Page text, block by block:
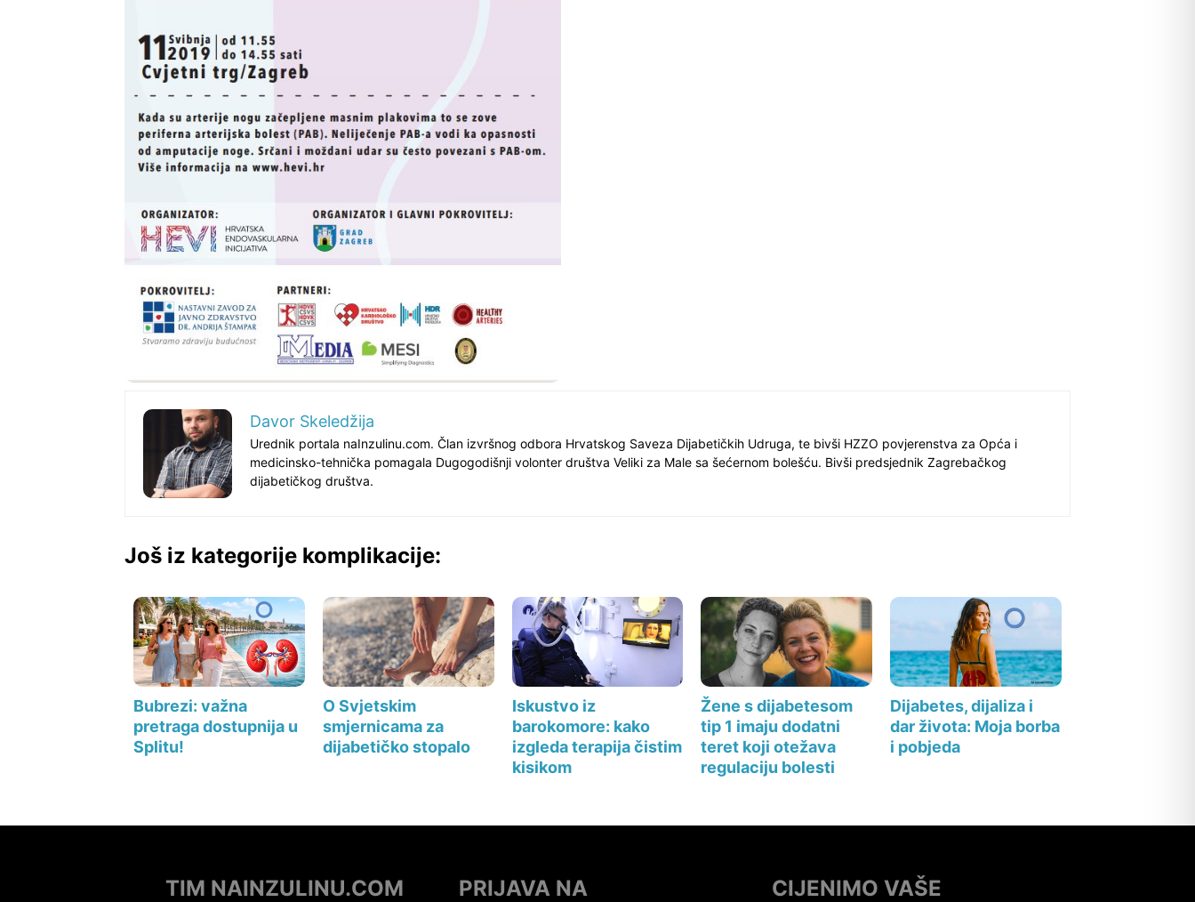
Davor Skeledžija
Urednik portala naInzulinu.com. Član izvršnog odbora Hrvatskog Saveza Dijabetičkih Udruga, te bivši HZZO povjerenstva za Opća i
medicinsko-tehnička pomagala Dugogodišnji volonter društva Veliki za Male sa šećernom bolešću. Bivši predsjednik Zagrebačkog
dijabetičkog društva.
Još iz kategorije komplikacije:
Bubrezi: važna
pretraga dostupnija u
Splitu!
O Svjetskim
smjernicama za
dijabetičko stopalo
Iskustvo iz
barokomore: kako
izgleda terapija čistim
kisikom
Žene s dijabetesom
tip 1 imaju dodatni
teret koji otežava
regulaciju bolesti
Dijabetes, dijaliza i
dar života: Moja borba
i pobjeda
TIM NAINZULINU.COM
PRIJAVA NA
CIJENIMO VAŠE